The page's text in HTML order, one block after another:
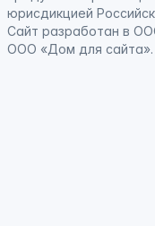
юрисдикцией
Сайт разработан в
ООО «Дом для сайта».